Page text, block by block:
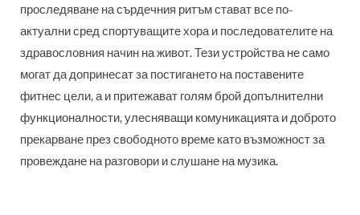
проследяване на сърдечния ритъм стават все по-
актуални сред спортуващите хора и последователите на
здравословния начин на живот. Тези устройства не само
могат да допринесат за постигането на поставените
фитнес цели, а и притежават голям брой допълнителни
функционалности, улесняващи комуникацията и доброто
прекарване през свободното време като възможност за
провеждане на разговори и слушане на музика.